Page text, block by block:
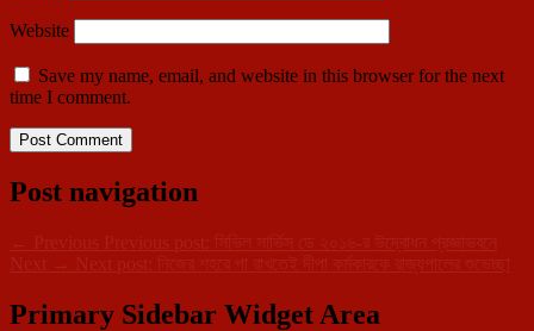
Website
Save my name, email, and website in this browser for the next
time I comment.
Post navigation
← Previous Previous post:
সিভিল সার্ভিস ডে ২০১৬-র উদ্বোধন প্রজ্ঞাভবনে
Next → Next post: নিজের শহরে পা রাখতেই দীপা কর্মকারকে রাজ্যপালের শুভেচ্ছা
Primary Sidebar Widget Area